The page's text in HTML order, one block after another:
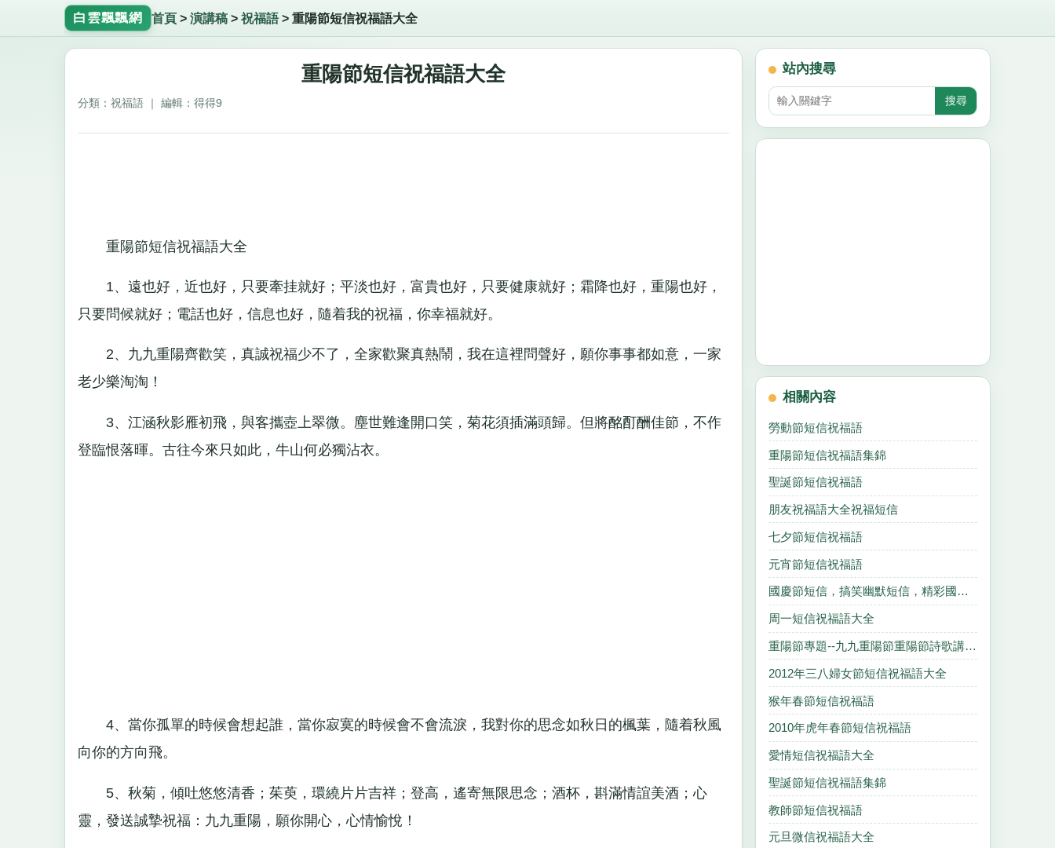
白雲飄飄網 首頁> 演講稿> 祝福語> 重陽節短信祝福語大全
重陽節短信祝福語大全
分類：祝福語 ｜ 編輯：得得9
重陽節短信祝福語大全
1、遠也好，近也好，只要牽挂就好；平淡也好，富貴也好，只要健康就好；霜降也好，重陽也好，
只要問候就好；電話也好，信息也好，隨着我的祝福，你幸福就好。
2、九九重陽齊歡笑，真誠祝福少不了，全家歡聚真熱鬧，我在這裡問聲好，願你事事都如意，一家
老少樂淘淘！
3、江涵秋影雁初飛，與客攜壺上翠微。塵世難逢開口笑，菊花須插滿頭歸。但將酩酊酬佳節，不作
登臨恨落暉。古往今來只如此，牛山何必獨沾衣。
4、當你孤單的時候會想起誰，當你寂寞的時候會不會流淚，我對你的思念如秋日的楓葉，隨着秋風
向你的方向飛。
5、秋菊，傾吐悠悠清香；茱萸，環繞片片吉祥；登高，遙寄無限思念；酒杯，斟滿情誼美酒；心
靈，發送誠摯祝福：九九重陽，願你開心，心情愉悅！
站內搜尋
相關內容
勞動節短信祝福語
重陽節短信祝福語集錦
聖誕節短信祝福語
朋友祝福語大全祝福短信
七夕節短信祝福語
元宵節短信祝福語
國慶節短信，搞笑幽默短信，精彩國慶節短信匯總
周一短信祝福語大全
重陽節專題--九九重陽節重陽節詩歌講話賀詞慰問信來歷
2012年三八婦女節短信祝福語大全
猴年春節短信祝福語
2010年虎年春節短信祝福語
愛情短信祝福語大全
聖誕節短信祝福語集錦
教師節短信祝福語
元旦微信祝福語大全